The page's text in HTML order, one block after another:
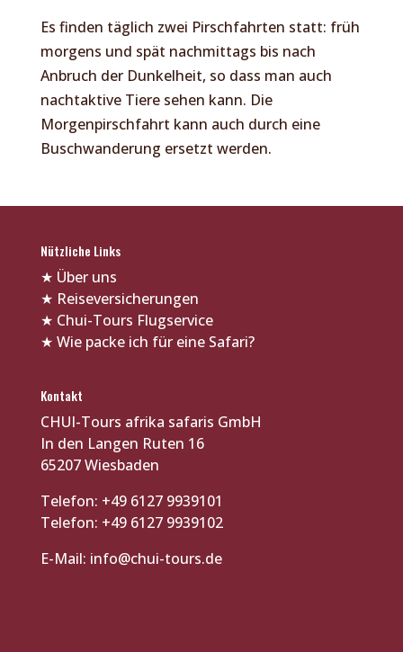
Es finden täglich zwei Pirschfahrten statt: früh
morgens und spät nachmittags bis nach
Anbruch der Dunkelheit, so dass man auch
nachtaktive Tiere sehen kann. Die
Morgenpirschfahrt kann auch durch eine
Buschwanderung ersetzt werden.
Nützliche Links
★ Über uns
★ Reiseversicherungen
★ Chui-Tours Flugservice
★ Wie packe ich für eine Safari?
Kontakt
CHUI-Tours afrika safaris GmbH
In den Langen Ruten 16
65207 Wiesbaden
Telefon: +49 6127 9939101
Telefon: +49 6127 9939102
E-Mail: info@chui-tours.de